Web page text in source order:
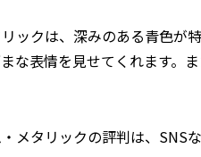
ックは、深みのある青色が
な表情を見せてくれます。
メタリックの評判は、SNS